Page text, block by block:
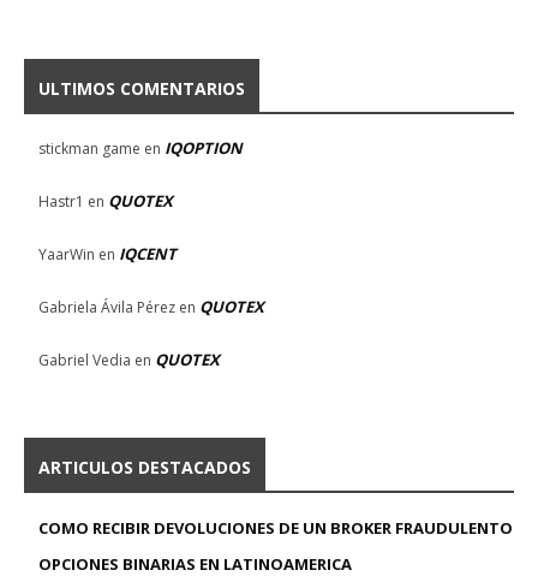
ULTIMOS COMENTARIOS
stickman game en IQOPTION
Hastr1 en QUOTEX
YaarWin en IQCENT
Gabriela Ávila Pérez en QUOTEX
Gabriel Vedia en QUOTEX
ARTICULOS DESTACADOS
COMO RECIBIR DEVOLUCIONES DE UN BROKER FRAUDULENTO
OPCIONES BINARIAS EN LATINOAMERICA